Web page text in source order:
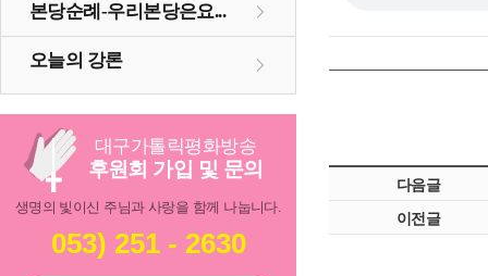
본당순례-우리본당은요...
오늘의 강론
대구가톨릭평화방송
후원회 가입 및 문의
생명의 빛이신 주님과 사랑을 함께 나눕니다.
053) 251 - 2630
다음글
이전글